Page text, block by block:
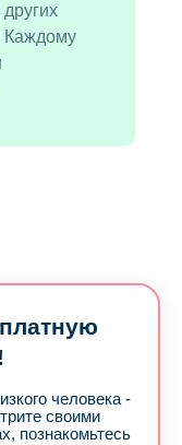
Каждому
человека -
своими
познакомьтесь